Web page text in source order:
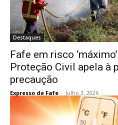
Destaques
Fafe em risco
Proteção Civil apela à
precaução
Expresso de Fafe - Julho 3, 2026